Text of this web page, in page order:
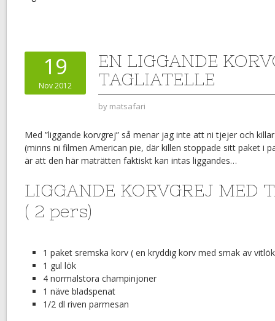
19
Nov 2012
EN LIGGANDE
TAGLIATELLE
by matsafari
Med ”liggande korvgrej” så menar jag inte att ni tjejer och
(minns ni filmen American pie, där killen stoppade sitt paket i
är att den här maträtten faktiskt kan intas liggandes…
LIGGANDE KORVGREJ MED
( 2 pers)
1 paket sremska korv ( en kryddig korv med smak av
1 gul lök
4 normalstora champinjoner
1 näve bladspenat
1/2 dl riven parmesan